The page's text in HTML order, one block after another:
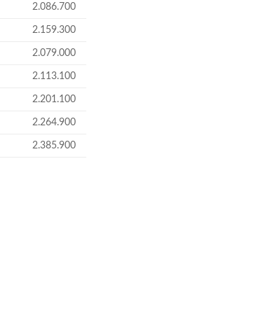
2.086.700
2.159.300
2.079.000
2.113.100
2.201.100
2.264.900
2.385.900